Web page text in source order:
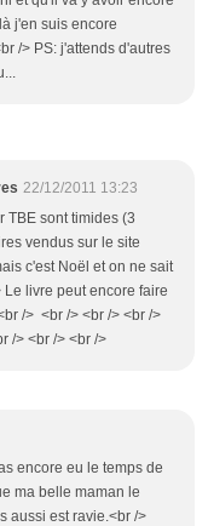
j'en suis encore
/> PS: j'attends d'autres
22/12/2011 13:23
TBE sont timides (3
vendus sur le site
c'est Noël et on ne sait
Le livre peut encore faire
/> <br /> <br /> <br />
/> <br /> <br />
encore eu le temps de
ma belle maman le
aussi est ravie.<br />